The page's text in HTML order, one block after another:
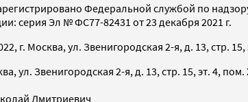
Федеральной службой по
серия Эл № ФС77-82431 от 23 декабря 2021 г.
г. Москва, ул. Звенигородская 2-я, д. 13, стр. 15,
ул. Звенигородская 2-я, д. 13, стр. 15, эт. 4, пом.
Дмитриевич